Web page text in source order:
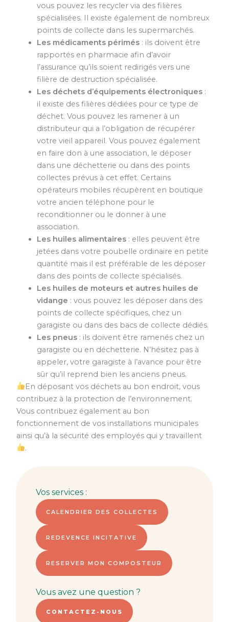
vous pouvez les recycler via des filières
spécialisées. Il existe également de nombreux
points de collecte dans les supermarchés.
Les médicaments périmés : ils doivent être
rapportés en pharmacie afin d’avoir
l’assurance qu’ils soient redirigés vers une
filière de destruction spécialisée.
Les déchets d’équipements électroniques :
il existe des filières dédiées pour ce type de
déchet. Vous pouvez les ramener à un
distributeur qui a l’obligation de récupérer
votre vieil appareil. Vous pouvez également
en faire don à une association, le déposer
dans une déchetterie ou dans des points
collectes prévus à cet effet. Certains
opérateurs mobiles récupèrent en boutique
votre ancien téléphone pour le
reconditionner ou le donner à une
association.
Les huiles alimentaires : elles peuvent être
jetées dans votre poubelle ordinaire en petite
quantité mais il est préférable de les déposer
dans des points de collecte spécialisés.
Les huiles de moteurs et autres huiles de
vidange : vous pouvez les déposer dans des
points de collecte spécifiques, chez un
garagiste ou dans des bacs de collecte dédiés.
Les pneus : ils doivent être ramenés chez un
garagiste ou en déchetterie. N’hésitez pas à
appeler, votre garagiste à l’avance pour être
sûr qu’il reprend bien les anciens pneus.
En déposant vos déchets au bon endroit, vous
contribuez à la protection de l’environnement.
Vous contribuez également au bon
fonctionnement de vos installations municipales
ainsi qu’à la sécurité des employés qui y travaillent
.
Vos services :
CALENDRIER DES COLLECTES
REDEVENCE INCITATIVE
RESERVER MON COMPOSTEUR
Vous avez une question ?
CONTACTEZ-NOUS